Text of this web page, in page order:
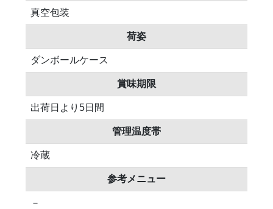
真空包装
荷姿
ダンボールケース
賞味期限
出荷日より5日間
管理温度帯
冷蔵
参考メニュー
－